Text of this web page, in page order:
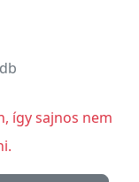
így sajnos nem